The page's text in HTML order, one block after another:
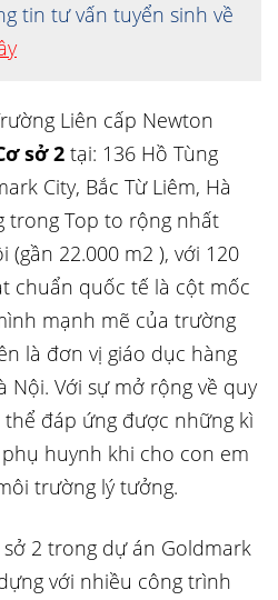
tin tư vấn tuyển sinh về
Liên cấp Newton
sở 2 tại: 136 Hồ Tùng
City, Bắc Từ Liêm, Hà
trong Top to rộng nhất
22.000 m2 ), với 120
chuẩn quốc tế là cột mốc
mạnh mẽ của trường
là đơn vị giáo dục hàng
Nội. Với sự mở rộng về quy
đáp ứng được những kì
huynh khi cho con em
trường lý tưởng.
2 trong dự án Goldmark
với nhiều công trình